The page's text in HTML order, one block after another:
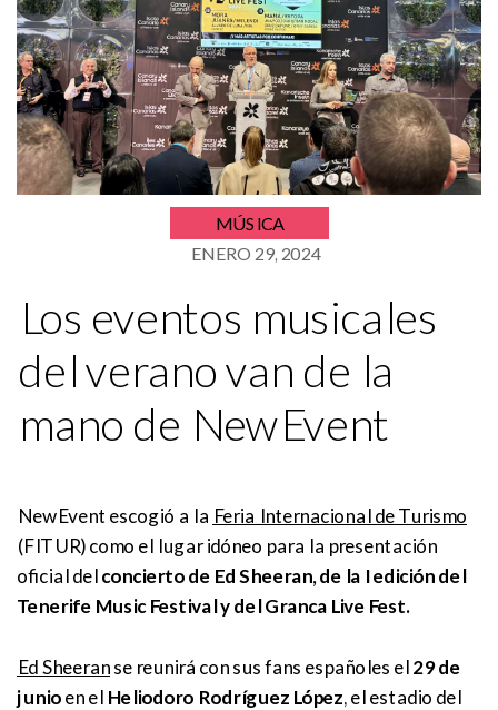
MÚSICA
ENERO 29, 2024
Los eventos musicales
del verano van de la
mano de NewEvent
NewEvent escogió a la Feria Internacional de Turismo
(FITUR) como el lugar idóneo para la presentación
oficial delconcierto de Ed Sheeran, de la I edición del
Tenerife Music Festival y del Granca Live Fest.
Ed Sheeranse reunirá con sus fans españoles el29 de
junioen el Heliodoro Rodríguez López, el estadio del